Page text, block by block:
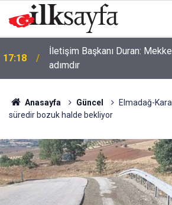
17:18
İletişim Başkanı Duran:
adımdır
Anasayfa Güncel
Elmadağ-
süredir bozuk halde bekliyor